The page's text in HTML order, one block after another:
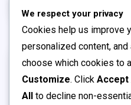
Link
Contatto
We respect your privacy
Cookies help us improve
personalized content, and
choose which cookies to
Customize. Click Accept
All to decline non-